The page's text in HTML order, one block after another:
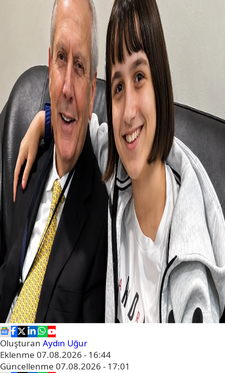
Oluşturan Aydın Uğur
Eklenme 07.08.2026 - 16:44
Güncellenme 07.08.2026 - 17:01